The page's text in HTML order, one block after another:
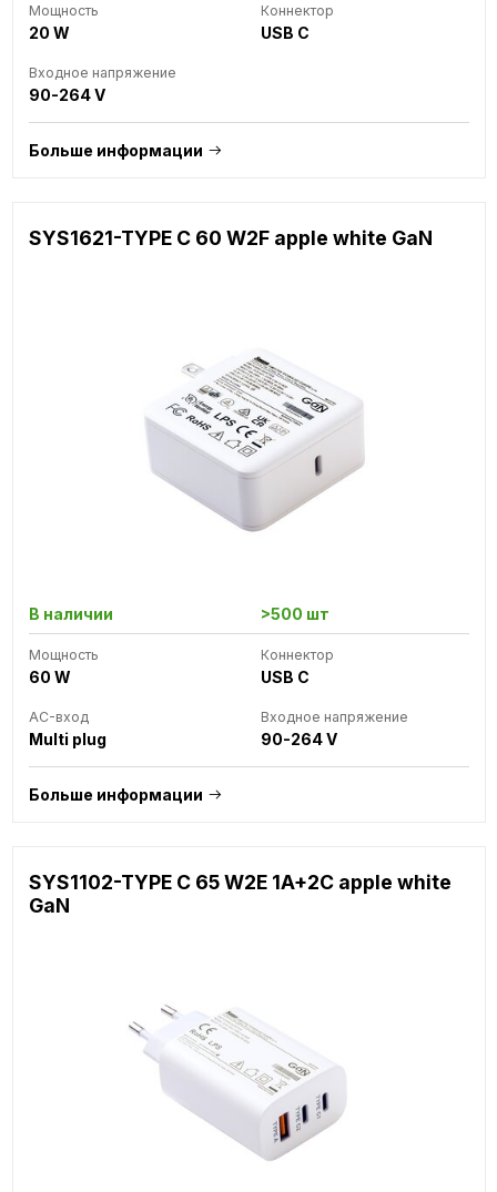
Мощность
20 W
Коннектор
USB C
Входное напряжение
90-264 V
Больше информации
SYS1621-TYPE C 60 W2F apple white GaN
В наличии >500 шт
Мощность
60 W
Коннектор
USB C
AC-вход
Multi plug
Входное напряжение
90-264 V
Больше информации
SYS1102-TYPE C 65 W2E 1A+2C apple white
GaN